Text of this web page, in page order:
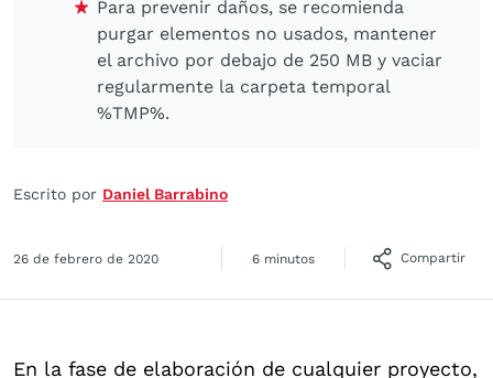
Para prevenir daños, se recomienda
purgar elementos no usados, mantener
el archivo por debajo de 250 MB y vaciar
regularmente la carpeta temporal
%TMP%.
Escrito por Daniel Barrabino
26 de febrero de 2020 6 minutos Compartir
En la fase de elaboración de cualquier proyecto,